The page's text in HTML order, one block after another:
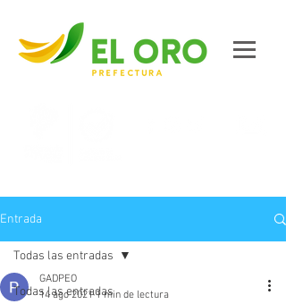
Entrada
Todas las entradas
Todas las entradas
GADPEO
14 ago 2021 1 min de lectura